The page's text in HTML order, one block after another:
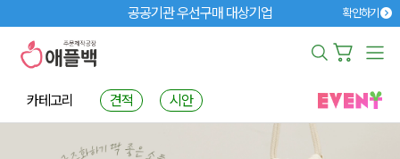
공공기관 우선구매 대상기업 확인하기
카테고리 견적 시안